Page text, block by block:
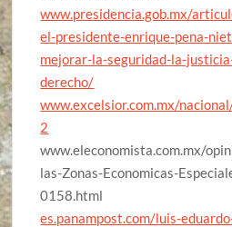
www.presidencia.gob.mx/
el-presidente-enrique-pena-
mejorar-la-seguridad-la-
derecho/
www.excelsior.com.mx/
2
www.eleconomista.com.mx/
las-Zonas-Economicas-
0158.html
es.panampost.com/luis-